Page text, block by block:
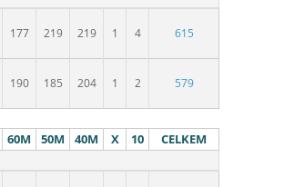
177 219 219 1 4 615
190 185 204 1 2 579
60M 50M 40M X 10 CELKEM